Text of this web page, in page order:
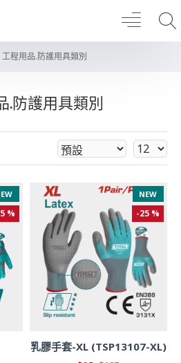
工程用品.防護用具類別
.防護用具類別
%
NEW
-25 %
乳膠手套-XL (TSP13107-XL)